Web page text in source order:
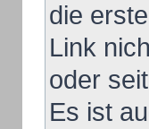
die
Link
oder
Es ist